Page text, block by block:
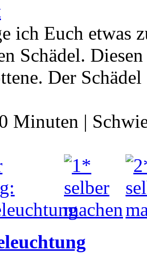
ich Euch etwas
Schädel.
Der
Minuten |